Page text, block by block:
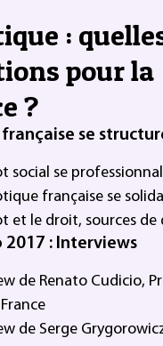
:
pour la
?
se
social se
française se
et le droit, sources de
2017 : Interviews
de Renato Cudicio,
de Serge